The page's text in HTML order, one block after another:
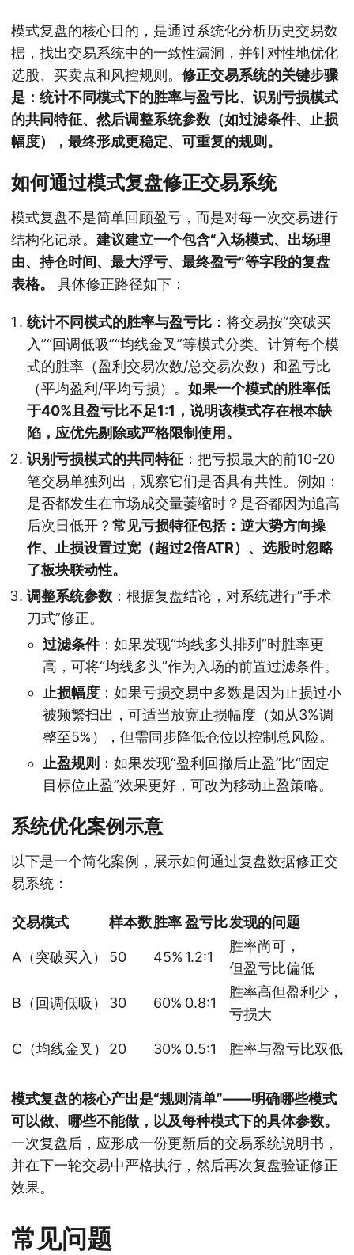
模式复盘的核心目的，是通过系统化分析历史交易数
据，找出交易系统中的一致性漏洞，并针对性地优化
选股、买卖点和风控规则。 修正交易系统的关键步骤
是：统计不同模式下的胜率与盈亏比、识别亏损模式
的共同特征、然后调整系统参数（如过滤条件、止损
幅度），最终形成更稳定、可重复的规则。
如何通过模式复盘修正交易系统
模式复盘不是简单回顾盈亏，而是对每一次交易进行
结构化记录。 建议建立一个包含“入场模式、出场理
由、持仓时间、最大浮亏、最终盈亏”等字段的复盘
表格。
具体修正路径如下：
统计不同模式的胜率与盈亏比 ：将交易按“突破买
入”“回调低吸”“均线金叉”等模式分类。计算每个模
式的胜率（盈利交易次数/总交易次数）和盈亏比
（平均盈利/平均亏损）。 如果一个模式的胜率低
于40%且盈亏比不足1:1，说明该模式存在根本缺
陷，应优先剔除或严格限制使用。
识别亏损模式的共同特征 ：把亏损最大的前10-20
笔交易单独列出，观察它们是否具有共性。例如：
是否都发生在市场成交量萎缩时？是否都因为追高
后次日低开？ 常见亏损特征包括：逆大势方向操
作、止损设置过宽（超过2倍ATR）、选股时忽略
了板块联动性。
调整系统参数 ：根据复盘结论，对系统进行“手术
刀式”修正。
过滤条件：如果发现“均线多头排列”时胜率更
高，可将“均线多头”作为入场的前置过滤条件。
止损幅度 ：如果亏损交易中多数是因为止损过小
被频繁扫出，可适当放宽止损幅度（如从3%调
整至5%），但需同步降低仓位以控制总风险。
止盈规则 ：如果发现“盈利回撤后止盈”比“固定
目标位止盈”效果更好，可改为移动止盈策略。
系统优化案例示意
以下是一个简化案例，展示如何通过复盘数据修正交
易系统：
交易模式 样本数胜率盈亏比发现的问题
A（突破买入） 50 45% 1.2:1
胜率尚可，
但盈亏比偏低
B（回调低吸） 30 60% 0.8:1
胜率高但盈利少，
亏损大
C（均线金叉） 20 30% 0.5:1 胜率与盈亏比双低
模式复盘的核心产出是“规则清单”——明确哪些模式
可以做、哪些不能做，以及每种模式下的具体参数。
一次复盘后，应形成一份更新后的交易系统说明书，
并在下一轮交易中严格执行，然后再次复盘验证修正
效果。
常见问题